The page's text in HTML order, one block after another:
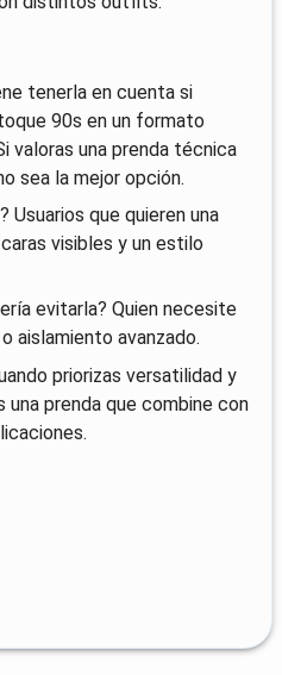
tenerla en cuenta si
90s en un formato
valoras una prenda técnica
sea la mejor opción.
Usuarios que quieren una
visibles y un estilo
evitarla? Quien necesite
aislamiento avanzado.
priorizas versatilidad y
prenda que combine con